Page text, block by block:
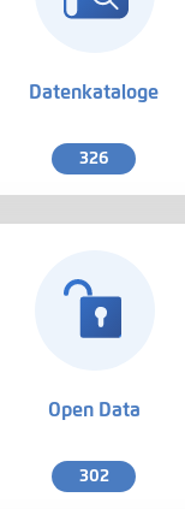
Datenkataloge
326
Open Data
302